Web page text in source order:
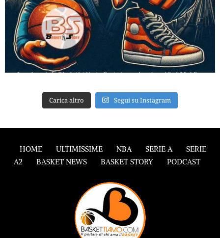
Carica altro Segui su Instagram
HOME ULTIMISSIME NBA SERIE A
SERIE
A2
BASKET NEWS BASKET STORY PODCAST